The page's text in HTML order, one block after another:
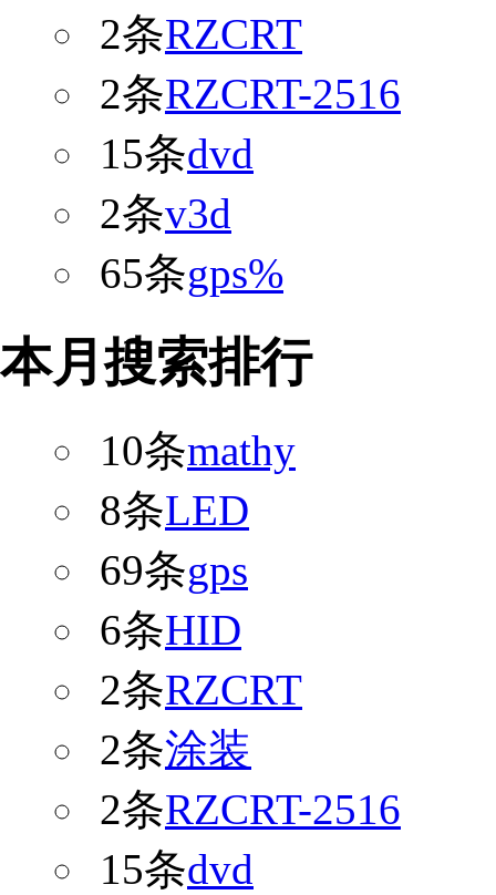
2条RZCRT
2条RZCRT-2516
15条dvd
2条v3d
65条gps%
本月搜索排行
10条mathy
8条LED
69条gps
6条HID
2条RZCRT
2条涂装
2条RZCRT-2516
15条dvd